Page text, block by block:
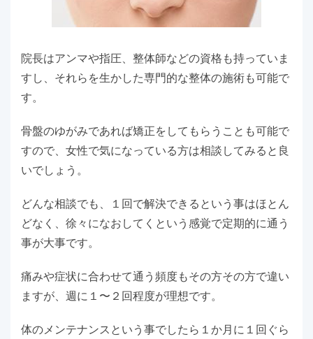
院長はアンマや指圧、整体師などの資格も持っていま
すし、それらを生かした専門的な整体の施術も可能で
す。
骨盤のゆがみであれば矯正をしてもらうことも可能で
すので、女性で気になっている方は相談してみると良
いでしょう。
どんな相談でも、１回で解決できるという事はほとん
どなく、徐々になおしてくという感覚で定期的に通う
事が大事です。
痛みや症状に合わせて通う頻度もその方その方で違い
ますが、週に１〜２回程度が理想です。
体のメンテナンスという事でしたら１か月に１回ぐら